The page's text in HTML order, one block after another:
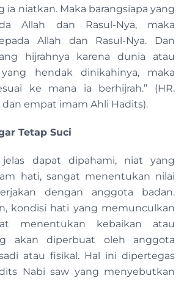
ia niatkan. Maka barangsiapa yang
Allah dan Rasul-Nya, maka
Allah dan Rasul-Nya. Dan
hijrahnya karena dunia atau
hendak dinikahinya, maka
ke mana ia berhijrah.” (HR.
dan empat imam Ahli Hadits).
Tetap Suci
dapat dipahami, niat yang
hati, sangat menentukan nilai
dengan anggota badan.
kondisi hati yang memunculkan
menentukan kebaikan atau
akan diperbuat oleh anggota
atau fisikal. Hal ini dipertegas
Nabi saw yang menyebutkan